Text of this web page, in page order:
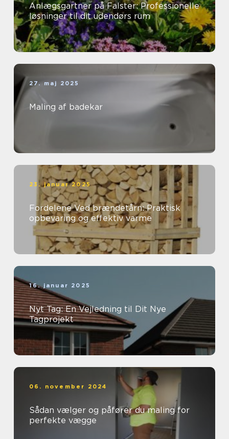
Anlægsgartner på Falster: Professionelle
løsninger til dit udendørs rum
27. maj 2025
Maling af badekar
23. januar 2025
Fordelene Ved brændetårn: Praktisk
opbevaring og effektiv varme
16. januar 2025
Nyt Tag: En Vejledning til Dit Nye
Tagprojekt
06. november 2024
Sådan vælger og påfører du maling for
perfekte vægge